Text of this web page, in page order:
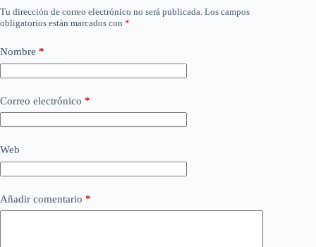
Tu dirección de correo electrónico no será publicada. Los campos
obligatorios están marcados con *
Nombre *
Correo electrónico *
Web
Añadir comentario *